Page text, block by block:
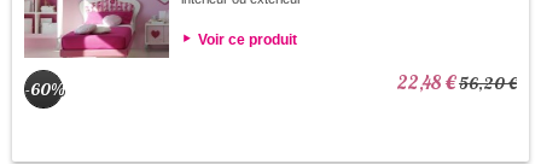
Voir ce produit
-60% 22,48 €56,20 €